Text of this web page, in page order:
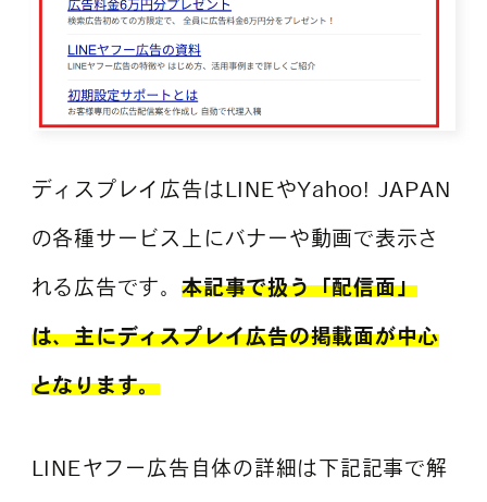
ディスプレイ広告はLINEやYahoo! JAPAN
の各種サービス上にバナーや動画で表示さ
れる広告です。本記事で扱う「配信面」
は、主にディスプレイ広告の掲載面が中心
となります。
LINEヤフー広告自体の詳細は下記記事で解